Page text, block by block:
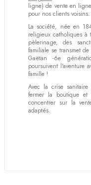
ligne) de vente en
pour nos clients voisins.
La société, née en
religieux catholiques à
pèlerinage, des
familiale se transmet
Gaëtan -6e
poursuivent l'aventure
famille !
Avec la crise
fermer la boutique
concentrer sur la
adaptés.